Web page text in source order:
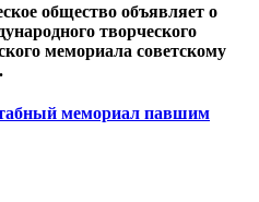
общество объявляет о
творческого
мемориала советскому
мемориал павшим